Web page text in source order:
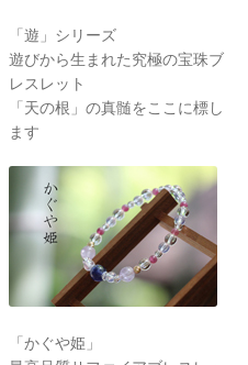
「遊」シリーズ
遊びから生まれた究極の宝珠ブ
レスレット
「天の根」の真髄をここに標し
ます
「かぐや姫」